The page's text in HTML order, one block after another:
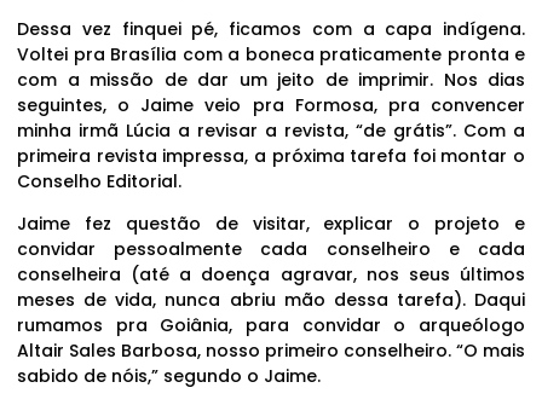
Dessa vez finquei pé, ficamos com a capa indígena.
Voltei pra Brasília com a boneca praticamente pronta e
com a missão de dar um jeito de imprimir. Nos dias
seguintes, o Jaime veio pra Formosa, pra convencer
minha irmã Lúcia a revisar a revista, “de grátis”. Com a
primeira revista impressa, a próxima tarefa foi montar o
Conselho Editorial.
Jaime fez questão de visitar, explicar o projeto e
convidar pessoalmente cada conselheiro e cada
conselheira (até a doença agravar, nos seus últimos
meses de vida, nunca abriu mão dessa tarefa). Daqui
rumamos pra Goiânia, para convidar o arqueólogo
Altair Sales Barbosa, nosso primeiro conselheiro. “O mais
sabido de nóis,” segundo o Jaime.